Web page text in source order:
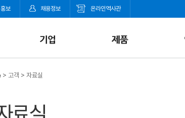
홍보 채용정보 온라인역사관
> 고객 > 자료실